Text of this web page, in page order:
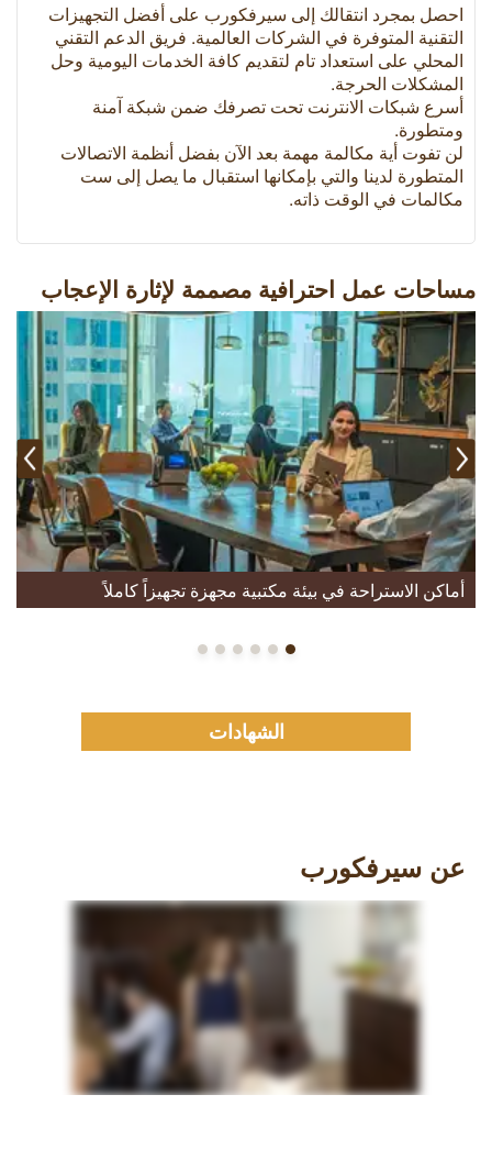
احصل بمجرد انتقالك إلى سيرفكورب على أفضل التجهيزات
التقنية المتوفرة في الشركات العالمية. فريق الدعم التقني
المحلي على استعداد تام لتقديم كافة الخدمات اليومية وحل
المشكلات الحرجة.
أسرع شبكات الانترنت تحت تصرفك ضمن شبكة آمنة
ومتطورة.
لن تفوت أية مكالمة مهمة بعد الآن بفضل أنظمة الاتصالات
المتطورة لدينا والتي بإمكانها استقبال ما يصل إلى ست
مكالمات في الوقت ذاته.
مساحات عمل احترافية مصممة لإثارة الإعجاب
أماكن الاستراحة في بيئة مكتبية مجهزة تجهيزاً كاملاً
الشهادات
عن سيرفكورب